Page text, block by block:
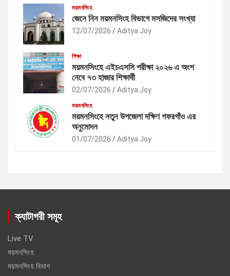
ময়মনসিংহ
জেনে নিন ময়মনসিংহ বিভাগে মসজিদের সংখ্যা
12/07/2026 Aditya Joy
শিক্ষা
ময়মনসিংহে এইচএসসি পরীক্ষা ২০২৬ এ অংশ
নেবে ৭৩ হাজার শিক্ষার্থী
02/07/2026 Aditya Joy
ময়মনসিংহ
ময়মনসিংহে নতুন উপজেলা দক্ষিণ গফরগাঁও এর
অনুমোদন
01/07/2026 Aditya Joy
ক্যাটাগরী সমূহ
Live TV
ময়মনসিংহ
ময়মনসিংহ বিভাগ